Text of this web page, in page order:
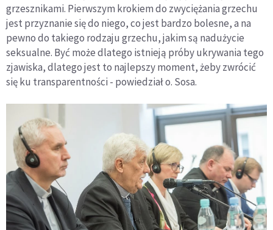
grzesznikami. Pierwszym krokiem do zwyciężania grzechu
jest przyznanie się do niego, co jest bardzo bolesne, a na
pewno do takiego rodzaju grzechu, jakim są nadużycie
seksualne. Być może dlatego istnieją próby ukrywania tego
zjawiska, dlatego jest to najlepszy moment, żeby zwrócić
się ku transparentności - powiedział o. Sosa.